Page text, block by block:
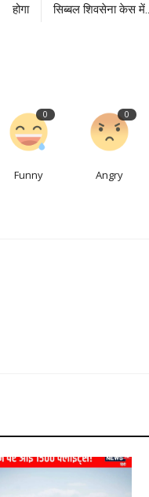
होगा
सिब्‍बल शिवसेना केस
0
Funny
0
Angry
में 175 से ज्यादा